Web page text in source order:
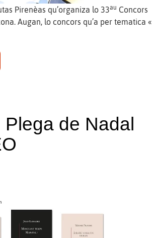
Pirenèas qu’organiza lo 33au Concors
Augan, lo concors qu’a per tematica «
de Nadal